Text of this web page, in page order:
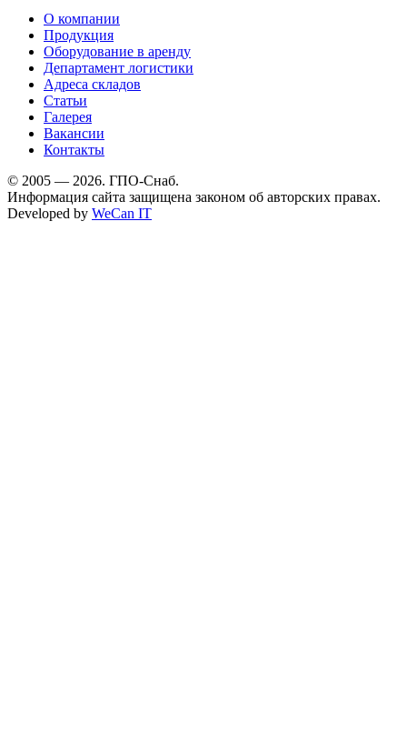
О компании
Продукция
Оборудование в аренду
Департамент логистики
Адреса складов
Статьи
Галерея
Вакансии
Контакты
© 2005 — 2026. ГПО-Снаб.
Информация сайта защищена законом об авторских правах.
Developed by WeCan IT